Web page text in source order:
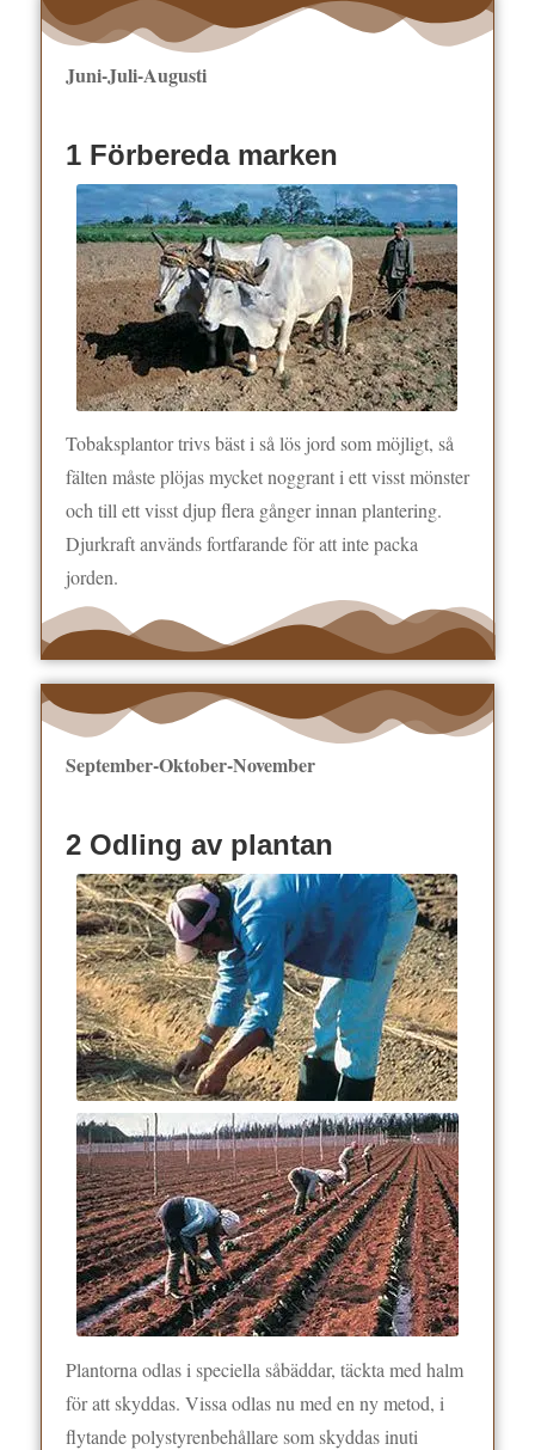
Juni-Juli-Augusti
1 Förbereda marken
Tobaksplantor trivs bäst i så lös jord som möjligt, så
fälten måste plöjas mycket noggrant i ett visst mönster
och till ett visst djup flera gånger innan plantering.
Djurkraft används fortfarande för att inte packa
jorden.
September-Oktober-November
2 Odling av plantan
Plantorna odlas i speciella såbäddar, täckta med halm
för att skyddas. Vissa odlas nu med en ny metod, i
flytande polystyrenbehållare som skyddas inuti